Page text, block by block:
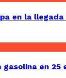
en la
gasolina en